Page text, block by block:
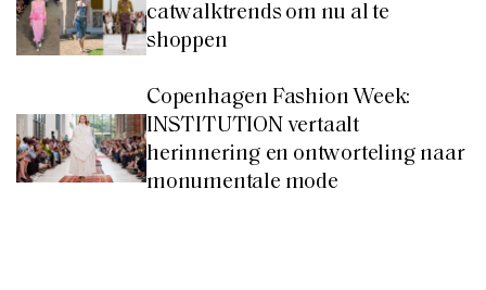
catwalktrends om nu al te
shoppen
Copenhagen Fashion Week:
INSTITUTION vertaalt
herinnering en ontworteling naar
monumentale mode